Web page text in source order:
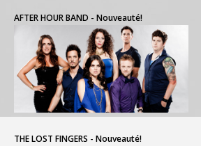
AFTER HOUR BAND - Nouveauté!
THE LOST FINGERS - Nouveauté!